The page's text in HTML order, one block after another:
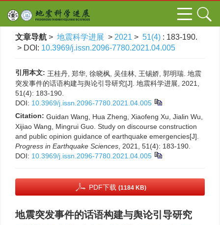
文章导航 > 地震科学进展 > 2021 > 51(4) : 183-190.
> DOI: 10.3969/j.issn.2096-7780.2021.04.005
引用本文: 王桂丹, 郑华, 徐晓枫, 吴佳林, 王锡娇, 郭明瑞. 地震
突发事件的话语构建与舆论引导研究[J]. 地震科学进展, 2021,
51(4): 183-190.
DOI: 10.3969/j.issn.2096-7780.2021.04.005
Citation: Guidan Wang, Hua Zheng, Xiaofeng Xu, Jialin Wu,
Xijiao Wang, Mingrui Guo. Study on discourse construction
and public opinion guidance of earthquake emergencies[J].
Progress in Earthquake Sciences , 2021, 51(4): 183-190.
DOI: 10.3969/j.issn.2096-7780.2021.04.005
PDF下载 (1184 KB)
地震突发事件的话语构建与舆论引导研究